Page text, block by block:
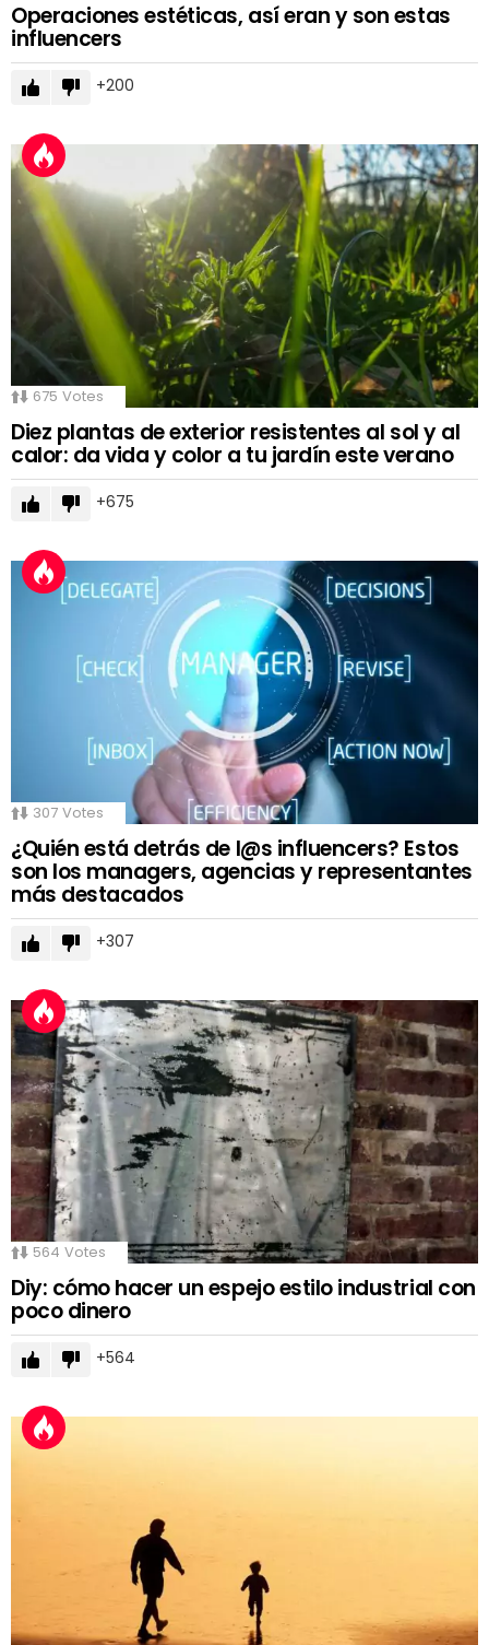
Operaciones estéticas, así eran y son estas
influencers
200
675 Votes
Diez plantas de exterior resistentes al sol y al
calor: da vida y color a tu jardín este verano
675
307 Votes
¿Quién está detrás de l@s influencers? Estos
son los managers, agencias y representantes
más destacados
307
564 Votes
Diy: cómo hacer un espejo estilo industrial con
poco dinero
564